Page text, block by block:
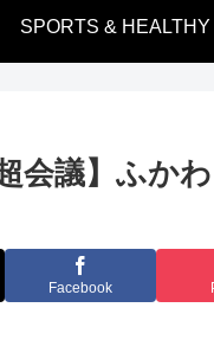
SPORTS & HEALTHY
会議】ふか
Facebook